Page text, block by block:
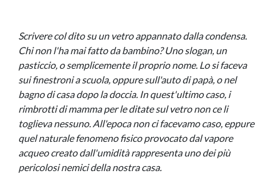
Scrivere col dito su un vetro appannato dalla condensa.
Chi non l'ha mai fatto da bambino? Uno slogan, un
pasticcio, o semplicemente il proprio nome. Lo si faceva
sui finestroni a scuola, oppure sull'auto di papà, o nel
bagno di casa dopo la doccia. In quest'ultimo caso, i
rimbrotti di mamma per le ditate sul vetro non ce li
toglieva nessuno. All'epoca non ci facevamo caso, eppure
quel naturale fenomeno fisico provocato dal vapore
acqueo creato dall'umidità rappresenta uno dei più
pericolosi nemici della nostra casa.